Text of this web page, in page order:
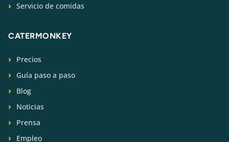
Servicio de comidas
CATERMONKEY
Precios
Guía paso a paso
Blog
Noticias
Prensa
Empleo